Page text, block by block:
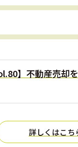
】不動産売却
詳しくはこち